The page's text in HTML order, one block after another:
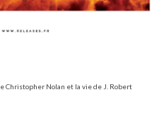
Christopher Nolan et la vie de J. Robert